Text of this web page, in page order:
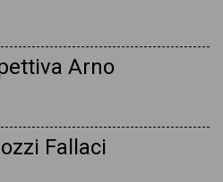
Arno
Fallaci